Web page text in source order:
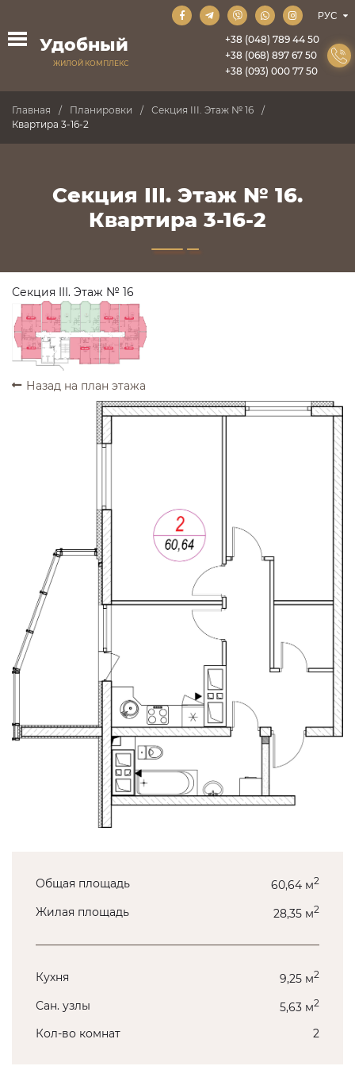
Удобный
ЖИЛОЙ КОМПЛЕКС
+38 (048) 789 44 50
+38 (068) 897 67 50
+38 (093) 000 77 50
Главная Планировки
Секция III. Этаж № 16
Квартира 3-16-2
Секция III. Этаж № 16.
Квартира 3-16-2
Секция III. Этаж № 16
ПРОДАНО
ПРОДАНО ПРОДАНО ПРОДАНО ПРОДАНО
ПРОДАНО
ПРОДАНО
ПРОДАНО
Назад на план этажа
Общая площадь 60,64 м2
Жилая площадь 28,35 м2
Кухня 9,25 м2
Сан. узлы 5,63 м2
Кол-во комнат 2